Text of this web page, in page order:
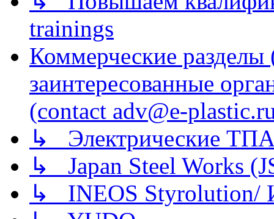
trainings
Коммерческие
заинтересованные
(contact adv@e-
↳ Электрические
↳ Japan Steel Works
↳ INEOS